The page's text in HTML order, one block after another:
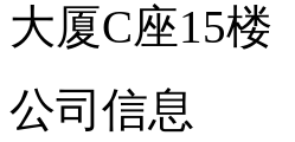
大厦C座15楼
公司信息